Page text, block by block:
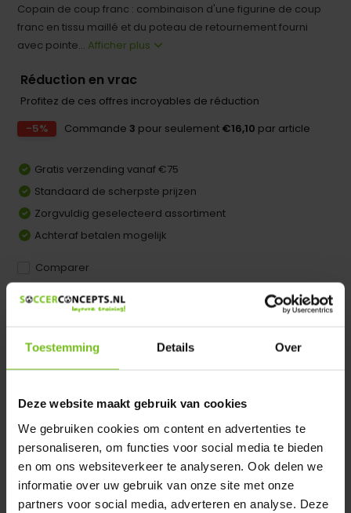
Toestemming Details Over
Deze website maakt gebruik van cookies
We gebruiken cookies om content en advertenties te
personaliseren, om functies voor social media te bieden
en om ons websiteverkeer te analyseren. Ook delen we
informatie over uw gebruik van onze site met onze
partners voor social media, adverteren en analyse. Deze
Copain de coup franc : combinaison d'une figurine de coup
franc en tissu maillé et du poteau de retournement fourni
avec pointe... Afficher plus
Réduction en vrac
Profitez de ces offres incroyables de réduction
-5%
Commande 3 pour seulement €16,10 par article
Gratis verzending vanaf €75
Standaard de scherpste prijzen
Zorgvuldig geselecteerd assortiment
Achteraf betalen mogelijk
Comparer
Dir product is beschikbaar in de volgende varianten:
Heeft u een vraag over dit product ?
We helpen u graag met meer informatie
Description du produit
Spécifications